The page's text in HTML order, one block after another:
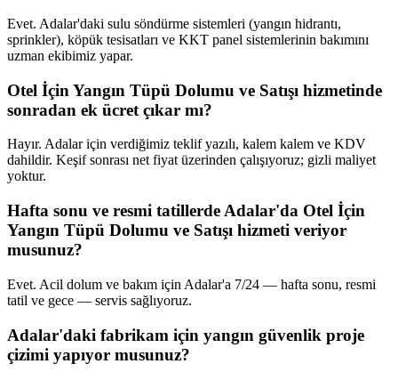
Evet. Adalar'daki sulu söndürme sistemleri (yangın hidrantı,
sprinkler), köpük tesisatları ve KKT panel sistemlerinin bakımını
uzman ekibimiz yapar.
Otel İçin Yangın Tüpü Dolumu ve Satışı hizmetinde
sonradan ek ücret çıkar mı?
Hayır. Adalar için verdiğimiz teklif yazılı, kalem kalem ve KDV
dahildir. Keşif sonrası net fiyat üzerinden çalışıyoruz; gizli maliyet
yoktur.
Hafta sonu ve resmi tatillerde Adalar'da Otel İçin
Yangın Tüpü Dolumu ve Satışı hizmeti veriyor
musunuz?
Evet. Acil dolum ve bakım için Adalar'a 7/24 — hafta sonu, resmi
tatil ve gece — servis sağlıyoruz.
Adalar'daki fabrikam için yangın güvenlik proje
çizimi yapıyor musunuz?